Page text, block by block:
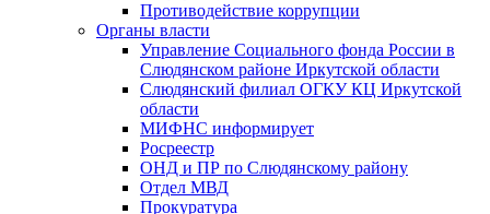
Противодействие коррупции
Органы власти
Управление Социального фонда России в
Слюдянском районе Иркутской области
Слюдянский филиал ОГКУ КЦ Иркутской
области
МИФНС информирует
Росреестр
ОНД и ПР по Слюдянскому району
Отдел МВД
Прокуратура